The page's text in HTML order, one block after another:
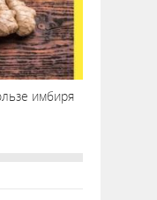
имбиря